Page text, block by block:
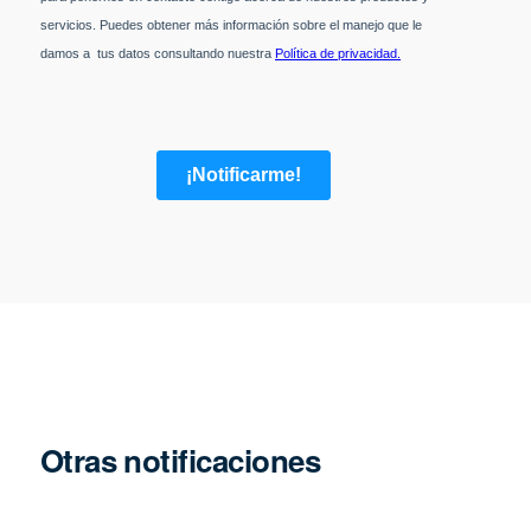
Otras notificaciones